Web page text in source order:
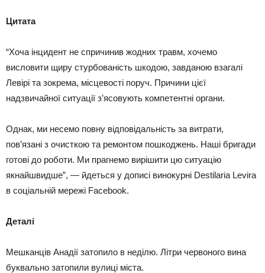
Цитата
“Хоча інцидент не спричинив жодних травм, хочемо
висловити щиру стурбованість шкодою, завданою взагалі
Левірі та зокрема, місцевості поруч. Причини цієї
надзвичайної ситуації з’ясовують компетентні органи.
Однак, ми несемо повну відповідальність за витрати,
пов’язані з очисткою та ремонтом пошкоджень. Наші бригади
готові до роботи. Ми прагнемо вирішити цю ситуацію
якнайшвидше”, — йдеться у дописі винокурні Destilaria Levira
в соціальній мережі Facebook.
Деталі
Мешканців Анадії затопило в неділю. Літри червоного вина
буквально затопили вулиці міста.